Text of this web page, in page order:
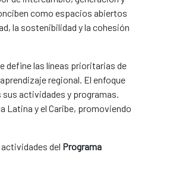
como espacios abiertos
la sostenibilidad y la cohesión
define las líneas prioritarias de
regional. El enfoque
actividades y programas.
Latina y el Caribe, promoviendo
del Programa